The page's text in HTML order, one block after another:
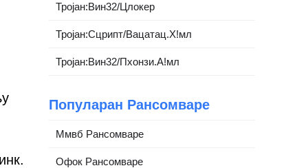
Тројан:Вин32/Цлокер
Тројан:Сцрипт/Вацатац.Х!мл
Тројан:Вин32/Пхонзи.А!мл
Популаран Рансомваре
Ммвб Рансомваре
Офок Рансомваре